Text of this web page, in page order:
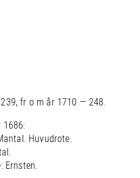
fr o m år 1710 — 248.
1686:
Huvudrote.
Ernsten.